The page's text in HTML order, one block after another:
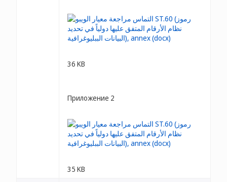
36 KB
Приложение 2
35 KB